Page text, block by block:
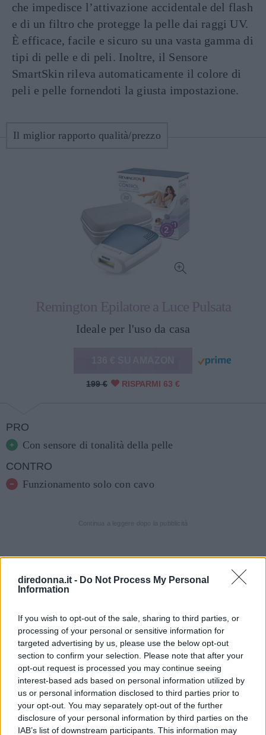
diredonna.it - Do Not Process My Personal
Information
If you wish to opt-out of the sale, sharing to third parties, or
processing of your personal or sensitive information for
targeted advertising by us, please use the below opt-out
section to confirm your selection. Please note that after your
opt-out request is processed you may continue seeing
interest-based ads based on personal information utilized by
us or personal information disclosed to third parties prior to
your opt-out. You may separately opt-out of the further
disclosure of your personal information by third parties on the
IAB’s list of downstream participants. This information may
che impedisce l’attivazione accidentale del flash
e di un filtro che protegge la pelle dai raggi UV.
È efficace, facile e sicuro su una vasta gamma di
tipi di pelle e di peli. Inoltre, il Sensore
SmartSkin rileva automaticamente il colore di
peli e pelle fornendoti la giusta impostazione.
Il miglior rapporto qualità/prezzo
Remington Epilatore a Luce Pulsata
Ideale per l'uso da casa
199 € RISPARMI 63 €
PRO
Con sensore di tonalità della pelle
CONTRO
Funzionamento solo con cavo
Dispositivo che sfrutta la luce pulsata per la
riduzione permanente dei peli, ideato per l’uso a
persona a persona secondo la zona del corpo, il
colore dei capelli e come viene utilizzato il
dispositivo. Un ciclo completo di crescita dei
peli può durare 18-24 mesi. Durante questo
periodo, sono richieste più sessioni di
trattamento per ottenere una riduzione
permanente dei peli.